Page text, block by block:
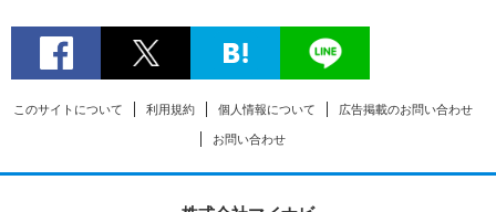
このサイトについて 利用規約 個人情報について 広告掲載のお問い合わせ
お問い合わせ